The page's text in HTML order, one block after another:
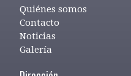
Quiénes somos
Contacto
Noticias
Galería